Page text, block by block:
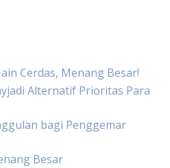
Cerdas, Menang Besar!
Alternatif Prioritas Para
bagi Penggemar
Besar